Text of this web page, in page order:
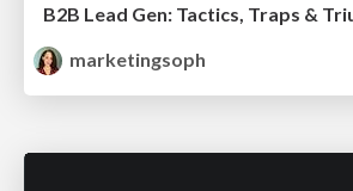
B2B Lead Gen: Tactics, Traps &
marketingsoph